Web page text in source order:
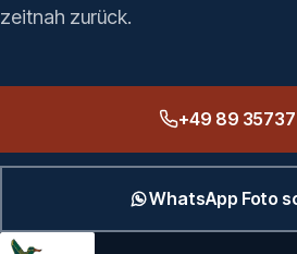
zeitnah zurück.
+49 89
WhatsApp Foto